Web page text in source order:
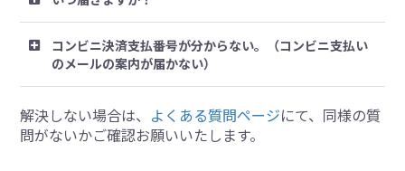
コンビニ決済支払番号が分からない。（コンビニ支払い
のメールの案内が届かない）
解決しない場合は、 よくある質問ページにて、同様の質
問がないかご確認お願いいたします。